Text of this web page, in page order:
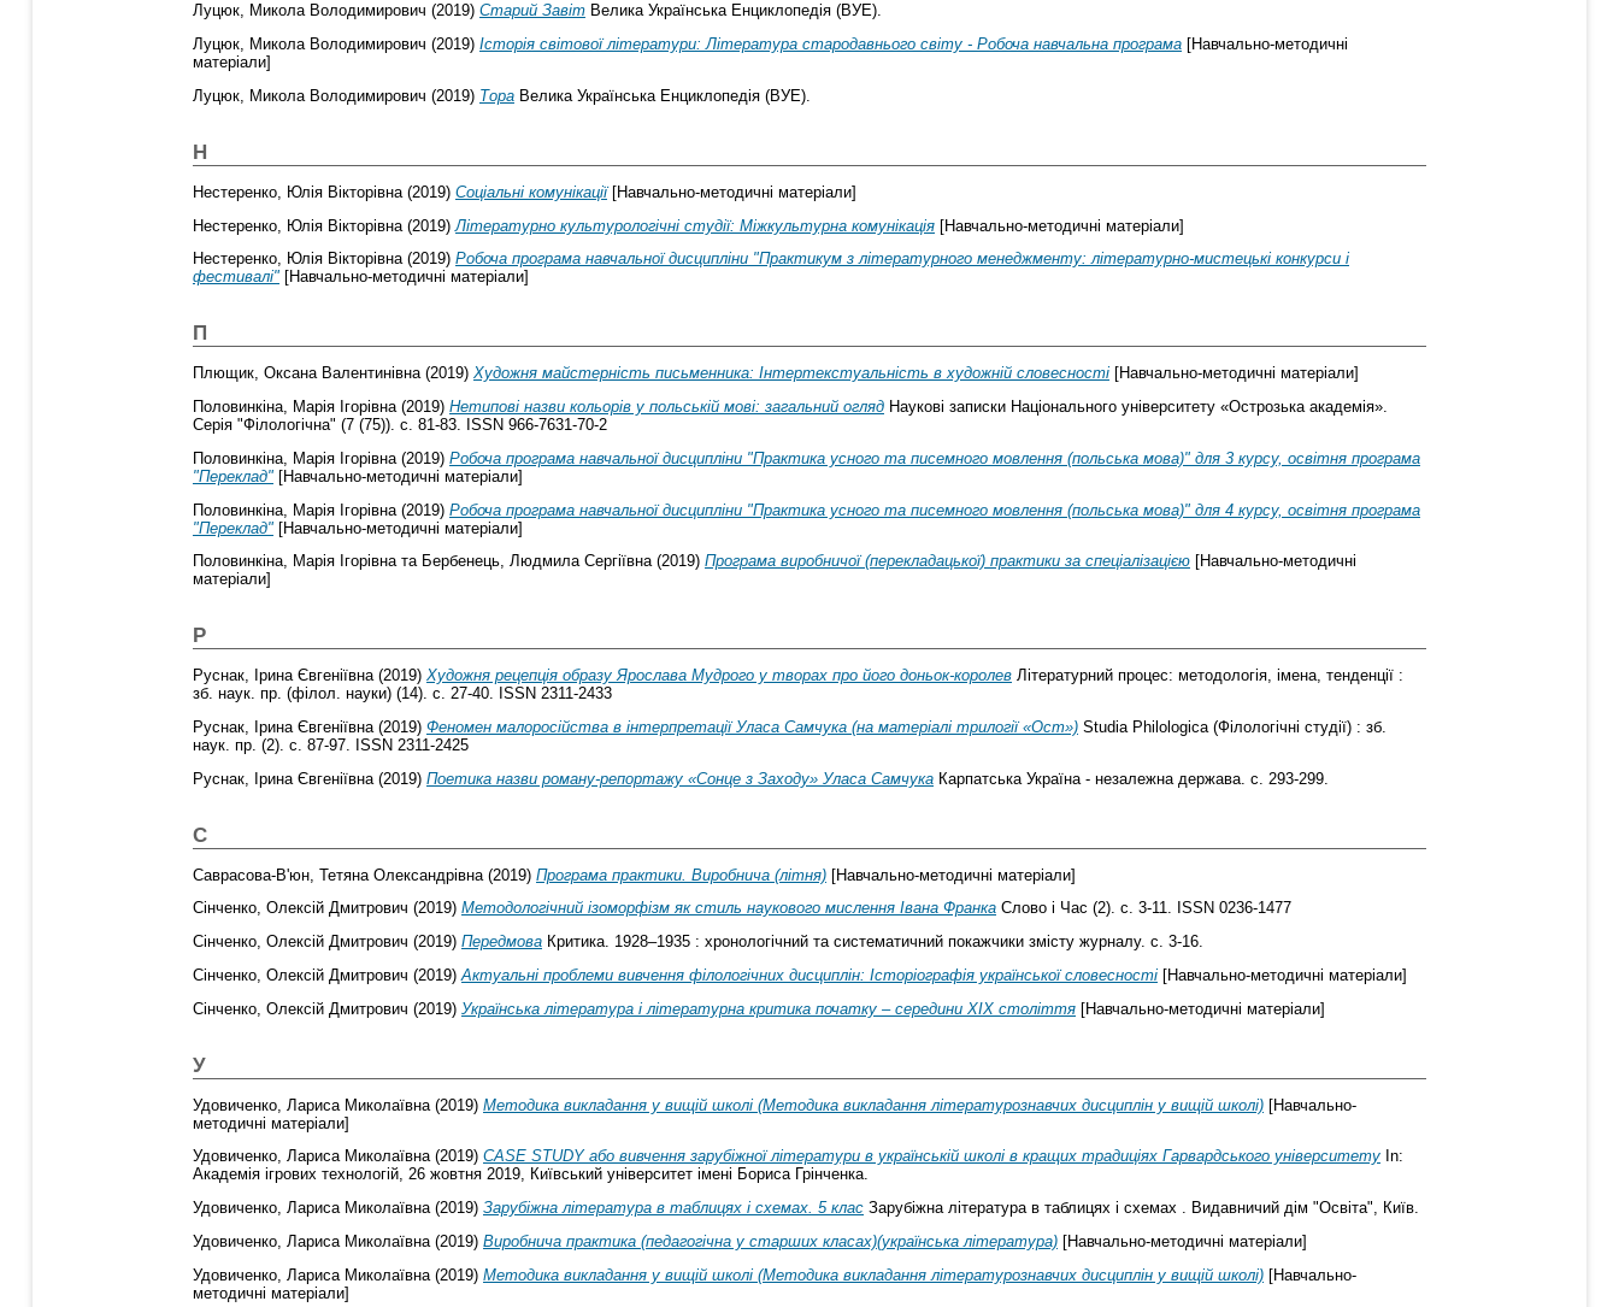
Луцюк, Микола Володимирович (2019) Старий Завіт Велика Українська Енциклопедія (ВУЕ).
Луцюк, Микола Володимирович (2019) Історія світової літератури: Література стародавнього світу - Робоча навчальна програма [Навчально-методичні
матеріали]
Луцюк, Микола Володимирович (2019) Тора Велика Українська Енциклопедія (ВУЕ).
Н
Нестеренко, Юлія Вікторівна (2019) Соціальні комунікації[Навчально-методичні матеріали]
Нестеренко, Юлія Вікторівна (2019) Літературно культурологічні студії: Міжкультурна комунікація [Навчально-методичні матеріали]
Нестеренко, Юлія Вікторівна(2019) Робоча програма навчальної дисципліни "Практикум з літературного менеджменту: літературно-мистецькі конкурси і
фестивалі" [Навчально-методичні матеріали]
П
Плющик, Оксана Валентинівна(2019) Художня майстерність письменника: Інтертекстуальність в художній словесності [Навчально-методичні матеріали]
Половинкіна, Марія Ігорівна(2019) Нетипові назви кольорів у польській мові: загальний огляд Наукові записки Національного університету «Острозька академія».
Серія "Філологічна" (7 (75)). с. 81-83. ISSN 966-7631-70-2
Половинкіна, Марія Ігорівна (2019) Робоча програма навчальної дисципліни "Практика усного та писемного мовлення (польська мова)" для 3 курсу, освітня програма
"Переклад" [Навчально-методичні матеріали]
Половинкіна, Марія Ігорівна (2019) Робоча програма навчальної дисципліни "Практика усного та писемного мовлення (польська мова)" для 4 курсу, освітня програма
"Переклад" [Навчально-методичні матеріали]
Половинкіна, Марія Ігорівната Бербенець, Людмила Сергіївна(2019) Програма виробничої (перекладацької) практики за спеціалізацією [Навчально-методичні
матеріали]
Р
Руснак, Ірина Євгеніївна(2019) Художня рецепція образу Ярослава Мудрого у творах про його доньок-королев Літературний процес: методологія, імена, тенденції :
зб. наук. пр. (філол. науки) (14). с. 27-40. ISSN 2311-2433
Руснак, Ірина Євгеніївна(2019) Феномен малоросійства в інтерпретації Уласа Самчука (на матеріалі трилогії «Ост») Studia Philologica (Філологічні студії) : зб.
наук. пр. (2). с. 87-97. ISSN 2311-2425
Руснак, Ірина Євгеніївна (2019) Поетика назви роману-репортажу «Сонце з Заходу» Уласа Самчука Карпатська Україна - незалежна держава. с. 293-299.
С
Саврасова-В'юн, Тетяна Олександрівна (2019) Програма практики. Виробнича (літня) [Навчально-методичні матеріали]
Сінченко, Олексій Дмитрович (2019) Методологічний ізоморфізм як стиль наукового мислення Івана Франка Слово і Час (2). с. 3-11. ISSN 0236-1477
Сінченко, Олексій Дмитрович (2019) Передмова Критика. 1928–1935 : хронологічний та систематичний покажчики змісту журналу. с. 3-16.
Сінченко, Олексій Дмитрович (2019)Актуальні проблеми вивчення філологічних дисциплін: Історіографія української словесності [Навчально-методичні матеріали]
Сінченко, Олексій Дмитрович (2019) Українська література і літературна критика початку – середини ХІХ століття [Навчально-методичні матеріали]
У
Удовиченко, Лариса Миколаївна (2019) Методика викладання у вищій школі (Методика викладання літературознавчих дисциплін у вищій школі) [Навчально-
методичні матеріали]
Удовиченко, Лариса Миколаївна(2019) CASE STUDY або вивчення зарубіжної літератури в українській школі в кращих традиціях Гарвардського університету In:
Академія ігрових технологій, 26 жовтня 2019, Київський університет імені Бориса Грінченка.
Удовиченко, Лариса Миколаївна(2019) Зарубіжна література в таблицях і схемах. 5 клас Зарубіжна література в таблицях і схемах . Видавничий дім "Освіта", Київ.
Удовиченко, Лариса Миколаївна (2019) Виробнича практика (педагогічна у старших класах)(українська література) [Навчально-методичні матеріали]
Удовиченко, Лариса Миколаївна (2019) Методика викладання у вищій школі (Методика викладання літературознавчих дисциплін у вищій школі) [Навчально-
методичні матеріали]